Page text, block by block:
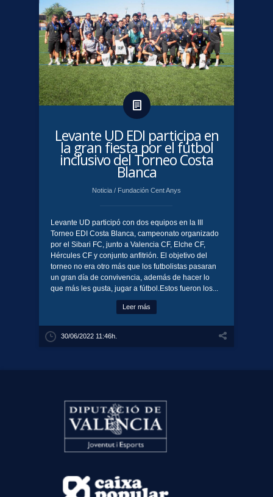
​Levante UD EDI participa en
la gran fiesta por el fútbol
inclusivo del Torneo Costa
Blanca
Noticia / Fundación Cent Anys
Levante UD participó con dos equipos en la III
Torneo EDI Costa Blanca, campeonato organizado
por el Sibari FC, junto a Valencia CF, Elche CF,
Hércules CF y conjunto anfitrión. El objetivo del
torneo no era otro más que los futbolistas pasaran
un gran día de convivencia, además de hacer lo
que más les gusta, jugar a fútbol.Estos fueron los...
Leer más
30/06/2022 11:46h.